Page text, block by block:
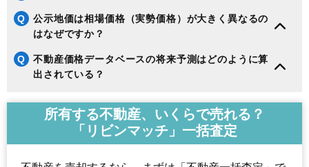
Q
公示地価は相場価格（実勢価格）が大きく異なるの
はなぜですか？
Q
不動産価格データベースの将来予測はどのように算
出されている？
所有する不動産、いくらで売れる？
「リビンマッチ」一括査定